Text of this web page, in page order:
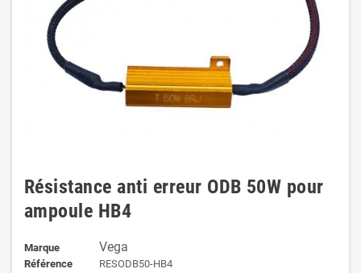
Résistance anti erreur ODB 50W pour
ampoule HB4
Marque Vega
Référence
RESODB50-HB4